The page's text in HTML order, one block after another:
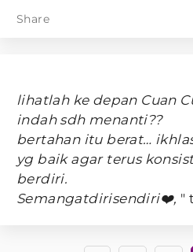
Share
lihatlah ke depan Cuan
indah sdh menanti??
bertahan itu berat…
yg baik agar terus
berdiri.
Semangatdirisendiri❤️, "